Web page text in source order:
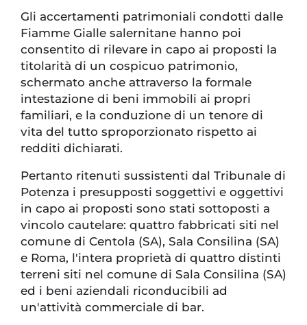
Gli accertamenti patrimoniali condotti dalle
Fiamme Gialle salernitane hanno poi
consentito di rilevare in capo ai proposti la
titolarità di un cospicuo patrimonio,
schermato anche attraverso la formale
intestazione di beni immobili ai propri
familiari, e la conduzione di un tenore di
vita del tutto sproporzionato rispetto ai
redditi dichiarati.
Pertanto ritenuti sussistenti dal Tribunale di
Potenza i presupposti soggettivi e oggettivi
in capo ai proposti sono stati sottoposti a
vincolo cautelare: quattro fabbricati siti nel
comune di Centola (SA), Sala Consilina (SA)
e Roma, l'intera proprietà di quattro distinti
terreni siti nel comune di Sala Consilina (SA)
ed i beni aziendali riconducibili ad
un'attività commerciale di bar.